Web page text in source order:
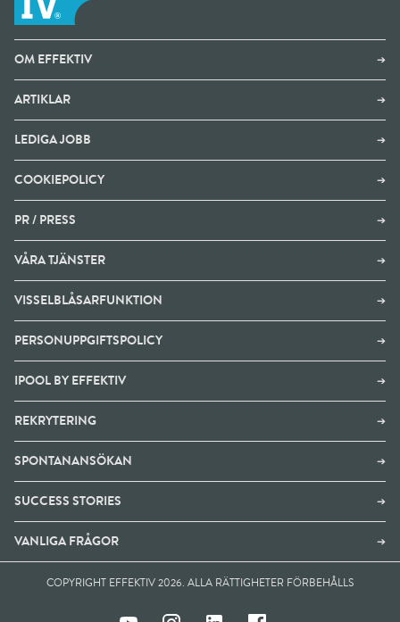
OM EFFEKTIV ➔
ARTIKLAR ➔
LEDIGA JOBB ➔
COOKIEPOLICY ➔
PR / PRESS ➔
VÅRA TJÄNSTER ➔
VISSELBLÅSARFUNKTION ➔
PERSONUPPGIFTSPOLICY ➔
IPOOL BY EFFEKTIV ➔
REKRYTERING ➔
SPONTANANSÖKAN ➔
SUCCESS STORIES ➔
VANLIGA FRÅGOR ➔
COPYRIGHT EFFEKTIV 2026. ALLA RÄTTIGHETER FÖRBEHÅLLS